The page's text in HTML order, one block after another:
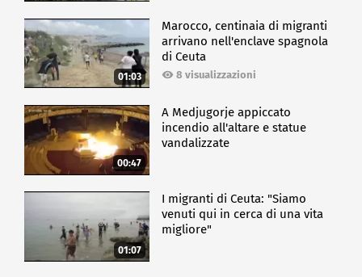
01:03
Marocco, centinaia di migranti
arrivano nell'enclave spagnola
di Ceuta
8 visualizzazioni
00:47
A Medjugorje appiccato
incendio all'altare e statue
vandalizzate
01:07
I migranti di Ceuta: "Siamo
venuti qui in cerca di una vita
migliore"